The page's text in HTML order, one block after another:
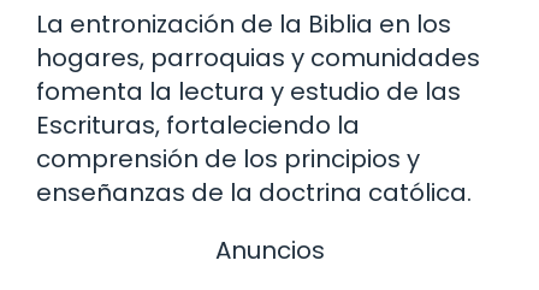
La entronización de la Biblia en los
hogares, parroquias y comunidades
fomenta la lectura y estudio de las
Escrituras, fortaleciendo la
comprensión de los principios y
enseñanzas de la doctrina católica.
Anuncios